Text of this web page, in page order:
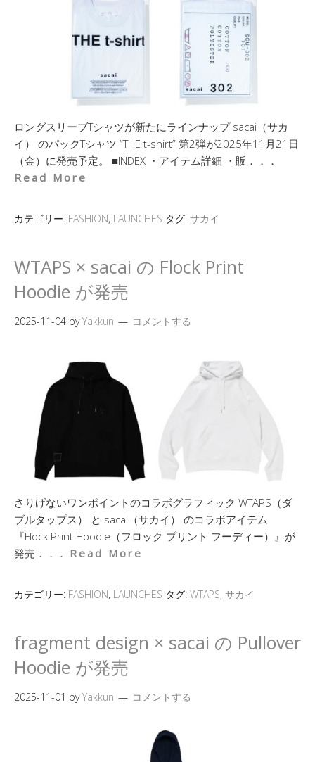
ロングスリーブTシャツが新たにラインナップ sacai（サカ
イ） のパックTシャツ “THE t-shirt” 第2弾が2025年11月21日
（金）に発売予定。 ■INDEX ・アイテム詳細 ・販．．．
Read More
カテゴリー: FASHION, LAUNCHES タグ: サカイ
WTAPS × sacai の Flock Print
Hoodie が発売
2025-11-04 byYakkun コメントする
さりげないワンポイントのコラボグラフィック WTAPS（ダ
ブルタップス） と sacai（サカイ） のコラボアイテム
『Flock Print Hoodie（フロック プリント フーディー）』が
発売．．． Read More
カテゴリー: FASHION, LAUNCHES タグ: WTAPS, サカイ
fragment design × sacai の Pullover
Hoodie が発売
2025-11-01 byYakkun コメントする